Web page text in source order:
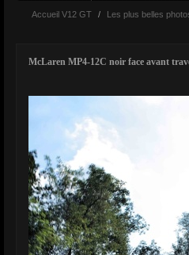
Accueil V12 GT / Les plus belles
McLaren MP4-12C noir face avant